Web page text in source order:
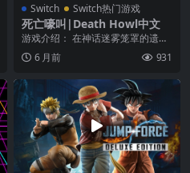
Switch Switch热门游戏
死亡嚎叫|Death Howl中文
游戏介绍： 在神话迷雾笼罩的遗忘
之地，来自渺小部落的猎手阿洛，
因挚爱之子的离世而...
6 月前 931